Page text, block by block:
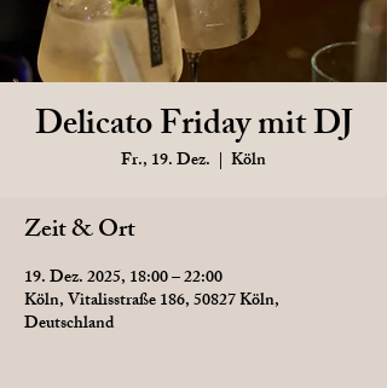
Delicato Friday mit DJ
Fr., 19. Dez.
  |
Köln
Zeit & Ort
19. Dez. 2025, 18:00 – 22:00
Köln, Vitalisstraße 186, 50827 Köln,
Deutschland